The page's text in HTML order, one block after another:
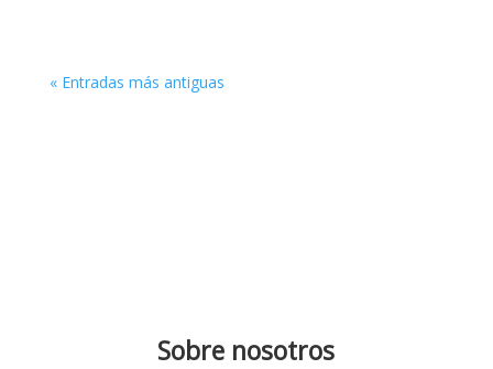
« Entradas más antiguas
Sobre nosotros